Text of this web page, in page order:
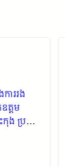
ារ​រង​
ត្ដម
កុង​ ប្រជុំ​
ក​
ង​លោក​